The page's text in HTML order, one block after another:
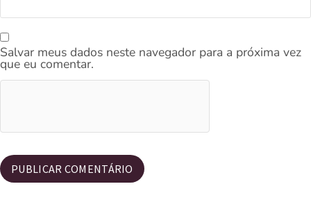
Salvar meus dados neste navegador para a próxima vez
que eu comentar.